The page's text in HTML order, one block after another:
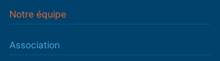
Notre équipe
Association